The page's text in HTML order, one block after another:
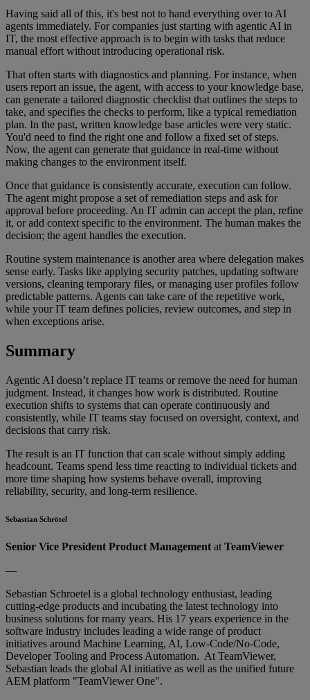
Having said all of this, it's best not to hand everything over to AI
agents immediately. For companies just starting with agentic AI in
IT, the most effective approach is to begin with tasks that reduce
manual effort without introducing operational risk.
That often starts with diagnostics and planning. For instance, when
users report an issue, the agent, with access to your knowledge base,
can generate a tailored diagnostic checklist that outlines the steps to
take, and specifies the checks to perform, like a typical remediation
plan. In the past, written knowledge base articles were very static.
You'd need to find the right one and follow a fixed set of steps.
Now, the agent can generate that guidance in real-time without
making changes to the environment itself.
Once that guidance is consistently accurate, execution can follow.
The agent might propose a set of remediation steps and ask for
approval before proceeding. An IT admin can accept the plan, refine
it, or add context specific to the environment. The human makes the
decision; the agent handles the execution.
Routine system maintenance is another area where delegation makes
sense early. Tasks like applying security patches, updating software
versions, cleaning temporary files, or managing user profiles follow
predictable patterns. Agents can take care of the repetitive work,
while your IT team defines policies, review outcomes, and step in
when exceptions arise.
Summary
Agentic AI doesn’t replace IT teams or remove the need for human
judgment. Instead, it changes how work is distributed. Routine
execution shifts to systems that can operate continuously and
consistently, while IT teams stay focused on oversight, context, and
decisions that carry risk.
The result is an IT function that can scale without simply adding
headcount. Teams spend less time reacting to individual tickets and
more time shaping how systems behave overall, improving
reliability, security, and long-term resilience.
Sebastian Schrötel
Senior Vice President Product Management at TeamViewer
—
Sebastian Schroetel is a global technology enthusiast, leading
cutting-edge products and incubating the latest technology into
business solutions for many years. His 17 years experience in the
software industry includes leading a wide range of product
initiatives around Machine Learning, AI, Low-Code/No-Code,
Developer Tooling and Process Automation. At TeamViewer,
Sebastian leads the global AI initiative as well as the unified future
AEM platform "TeamViewer One".